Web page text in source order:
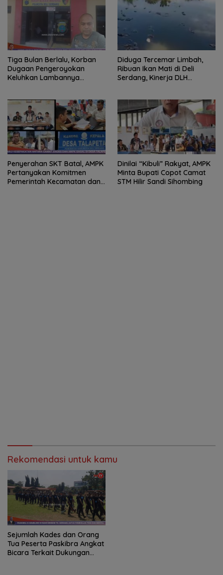
Tiga Bulan Berlalu, Korban
Dugaan Pengeroyokan
Keluhkan Lambannya
Diduga Tercemar Limbah,
Ribuan Ikan Mati di Deli
Serdang, Kinerja DLH
Penyerahan SKT Batal, AMPK
Pertanyakan Komitmen
Pemerintah Kecamatan dan
Dinilai “Kibuli” Rakyat, AMPK
Minta Bupati Copot Camat
STM Hilir Sandi Sihombing
Rekomendasi untuk kamu
Sejumlah Kades dan Orang
Tua Peserta Paskibra Angkat
Bicara Terkait Dukungan